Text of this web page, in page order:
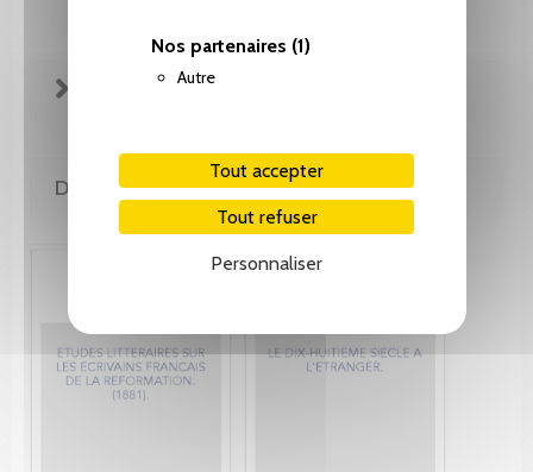
Nos partenaires (1)
Autre
Tout accepter
Tout refuser
Personnaliser
FICHE TECHNIQUE
DE MÊME AUTEUR(E)